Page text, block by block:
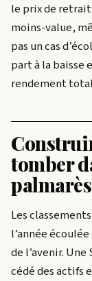
le prix de retrait
moins-value,
pas un cas
part à la baisse
rendement
tomber
palmarès
Les
l’année
de l’avenir. Une
cédé des actifs